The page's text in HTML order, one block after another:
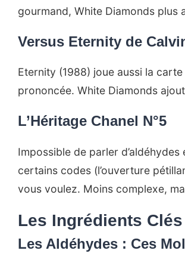
gourmand, White Diamonds plus
Versus Eternity de
Eternity (1988) joue aussi la
prononcée. White Diamonds
L’Héritage Chanel N°5
Impossible de parler
certains codes (l’ouverture
vous voulez. Moins complexe,
Les Ingrédients
Les Aldéhydes : Ces